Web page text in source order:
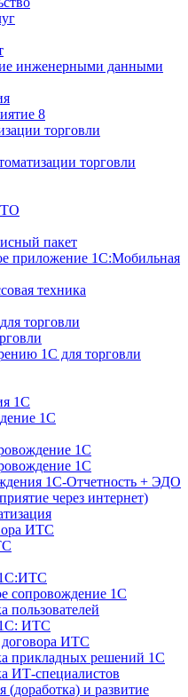
инженерными данными
8
торговли
торговли
пакет
приложение 1С:Мобильная
техника
торговли
1С для торговли
1С
1С
1С
1С
1С-Отчетность + ЭДО
через интернет)
ИТС
сопровождение 1С
пользователей
ИТС
ИТС
прикладных решений 1С
ИТ-специалистов
(доработка) и развитие